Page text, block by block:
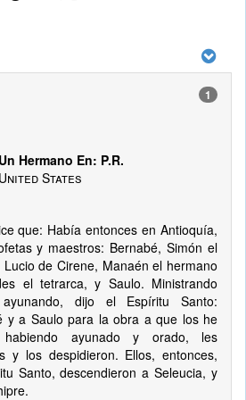
1
Un Hermano En: P.R.
United States
que: Había entonces en Antioquía,
y maestros: Bernabé, Simón el
de Cirene, Manaén el hermano
el tetrarca, y Saulo. Ministrando
dijo el Espíritu Santo:
y a Saulo para la obra a que los he
habiendo ayunado y orado, les
y los despidieron. Ellos, entonces,
Santo, descendieron a Seleucia, y